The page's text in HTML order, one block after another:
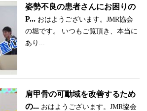
姿勢不良の患者さんにお困りの
P... おはようございます。JMR協会
の堀です。 いつもご覧頂き、本当に
あり...
肩甲骨の可動域を改善するため
の... おはようございます。JMR協会